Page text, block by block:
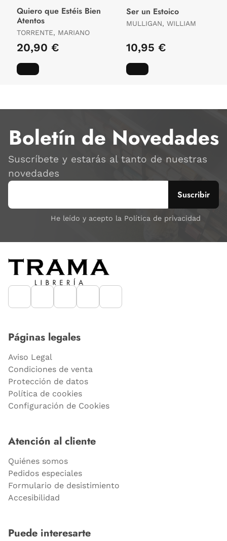
Quiero que Estéis Bien
Atentos
TORRENTE, MARIANO
20,90 €
Ser un Estoico
MULLIGAN, WILLIAM
10,95 €
Boletín de Novedades
Suscríbete y estarás al tanto de nuestras
novedades
He leído y acepto la Política de privacidad
Páginas legales
Aviso Legal
Condiciones de venta
Protección de datos
Política de cookies
Configuración de Cookies
Atención al cliente
Quiénes somos
Pedidos especiales
Formulario de desistimiento
Accesibilidad
Puede interesarte